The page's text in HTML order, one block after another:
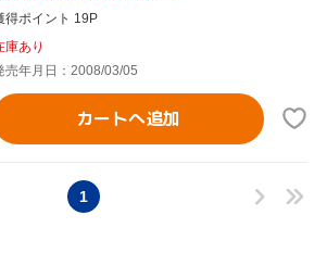
得ポイント 19P
庫あり
売年月日：2008/03/05
カートへ追加
1